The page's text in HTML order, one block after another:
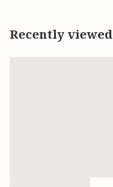
Recently viewed